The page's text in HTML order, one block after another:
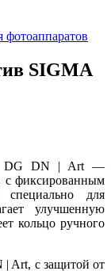
SIGMA
DG DN | Art —
с фиксированным
специально для
улучшенную
кольцо ручного
Art, с защитой от